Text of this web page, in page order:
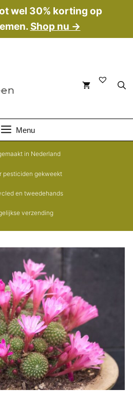
wel 30% korting op
Shop nu →
Menu
in Nederland
pesticiden gekweekt
en tweedehands
verzending